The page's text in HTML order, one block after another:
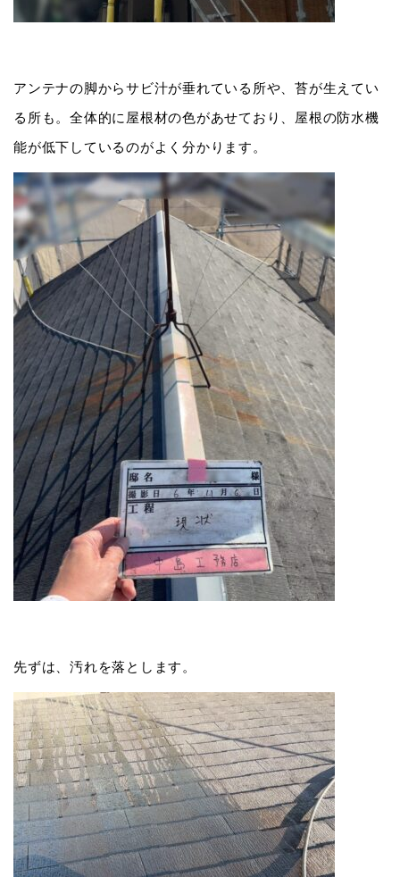
アンテナの脚からサビ汁が垂れている所や、苔が生えてい
る所も。全体的に屋根材の色があせており、屋根の防水機
能が低下しているのがよく分かります。
先ずは、汚れを落とします。